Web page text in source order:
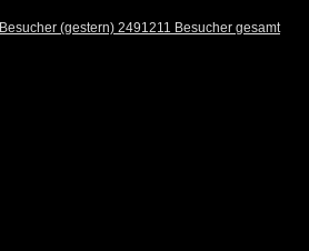
(gestern) 2491211 Besucher gesamt